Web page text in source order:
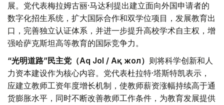
展。党代表梅拉姆古丽·马达利提出建立面向外国申请者的
数字化招生系统，扩大国际合作和双学位项目，发展教育出
口，完善独立认证体系，并进一步提升高校学术自主权，增
强哈萨克斯坦高等教育的国际竞争力。
“光明道路”民主党（Aq Jol / Ақ жол） 则将科学创新和人
力资本建设作为核心内容。党代表杜拉特·塔斯特凯表示，
应建立教师工资年度增长机制，使教师薪资涨幅持续高于通
货膨胀水平，同时不断改善教师工作条件，为教育发展提供